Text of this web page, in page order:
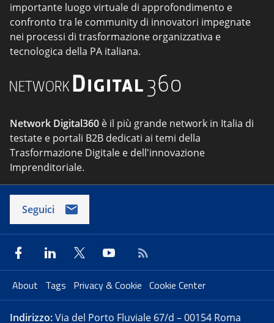
importante luogo virtuale di approfondimento e
confronto tra le community di innovatori impegnate
nei processi di trasformazione organizzativa e
tecnologica della PA italiana.
Network Digital360 è il più grande network in Italia di
testate e portali B2B dedicati ai temi della
Trasformazione Digitale e dell'innovazione
Imprenditoriale.
Seguici
About Tags Privacy & Cookie Cookie Center
Indirizzo:Via del Porto Fluviale 67/d – 00154 Roma